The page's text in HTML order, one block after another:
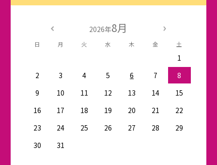
2026年8月
日 月 火 水 木 金 土
1
2
3 4 5 6 7
8
9
10 11 12 13 14
15
16
17 18 19 20 21
22
23
24 25 26 27 28
29
30
31